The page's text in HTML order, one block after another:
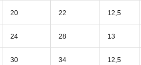
20 22 12,5
24 28 13
30 34 12,5